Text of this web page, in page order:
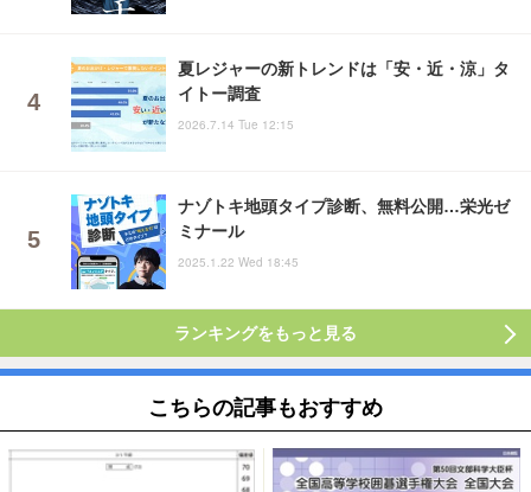
夏レジャーの新トレンドは「安・近・涼」タ
イトー調査
2026.7.14 Tue 12:15
ナゾトキ地頭タイプ診断、無料公開…栄光ゼ
ミナール
2025.1.22 Wed 18:45
ランキングをもっと見る
こちらの記事もおすすめ